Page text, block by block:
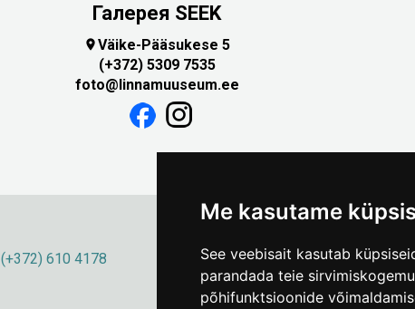
Me kasutame
See veebisait kasutab
parandada teie
põhifunktsioonide
Галерея SEEK
Väike-Pääsukese 5
(+372) 5309 7535
foto@linnamuuseum.ee
(+372) 610 4178 info@linnamuuseum.ee